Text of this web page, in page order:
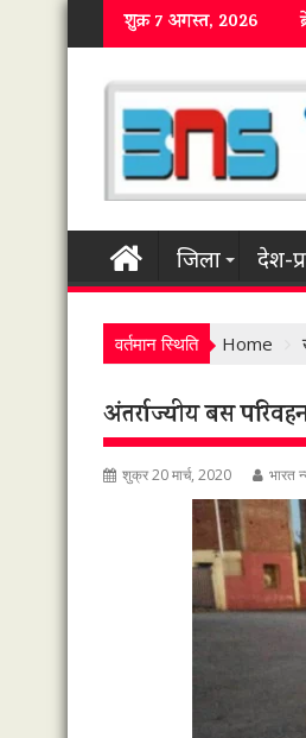
to
शुक्र 7 अगस्त, 2026
राज्य में रायगढ़ से
जिला देश-
वर्तमान स्थिति Home
अंतर्राज्यीय बस
शुक्र 20 मार्च, 2020 भारत